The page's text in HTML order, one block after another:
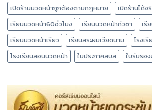
เปิดร้านนวดหน้าถูกต้องตามกฎหมาย
เปิดร้านได้จ
เรียนนวดหน้า60ชั่วโมง
เรียนนวดหน้ากัวซา
เรี
เรียนนวดหน้าเรียว
เรียนสระผมเวียดนาม
โรง
โรงเรียนสอนนวดหน้า
ใบประกาศสบส ใบรับรอ